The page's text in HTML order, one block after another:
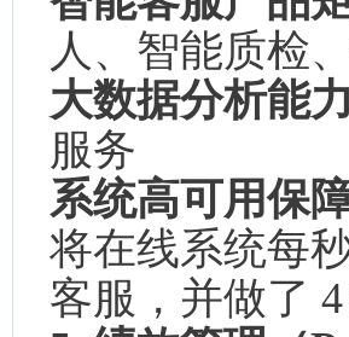
人、智能质检
大数据分析能力
服务
系统高可用保
将在线系统每
客服，并做了